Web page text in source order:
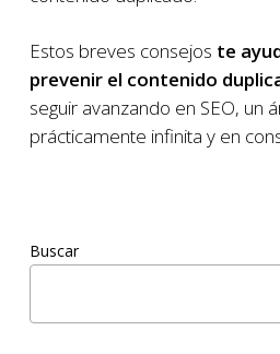
Estos breves consejos te
prevenir el contenido
seguir avanzando en SEO, un
prácticamente infinita y en
Buscar